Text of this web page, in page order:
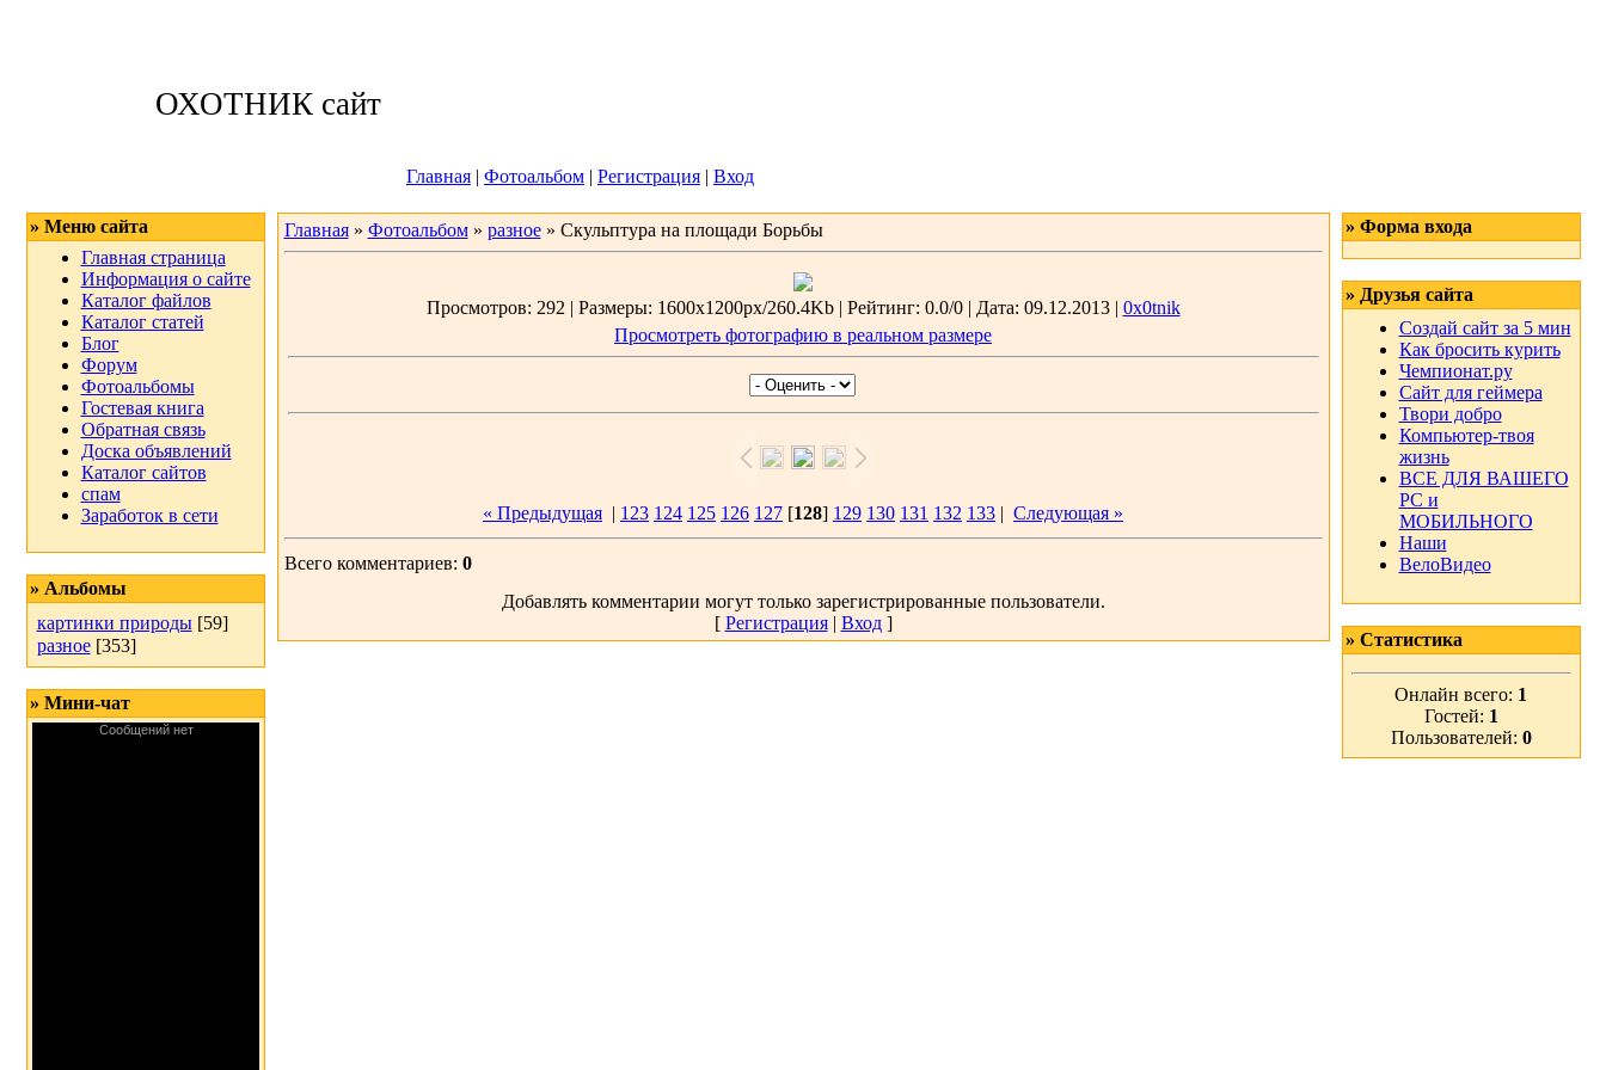
ОХОТНИК сайт
Главная | Фотоальбом | Регистрация | Вход
» Меню сайта
Главная страница
Информация о сайте
Каталог файлов
Каталог статей
Блог
Форум
Фотоальбомы
Гостевая книга
Обратная связь
Доска объявлений
Каталог сайтов
спам
Заработок в сети
» Альбомы
картинки природы [59]
разное [353]
» Мини-чат
Главная» Фотоальбом» разное» Скульптура на площади Борьбы
Просмотров: 292 | Размеры: 1600x1200px/260.4Kb | Рейтинг: 0.0/0 | Дата: 09.12.2013 | 0x0tnik
Просмотреть фотографию в реальном размере
« Предыдущая | 123 124 125 126 127 [128] 129 130 131 132 133 | Следующая »
Всего комментариев: 0
Добавлять комментарии могут только зарегистрированные пользователи.
[ Регистрация| Вход]
» Форма входа
» Друзья сайта
Создай сайт за 5 мин
Как бросить курить
Чемпионат.ру
Сайт для геймера
Твори добро
Компьютер-твоя
жизнь
ВСЕ ДЛЯ ВАШЕГО
РС и
МОБИЛЬНОГО
Наши
ВелоВидео
» Статистика
Онлайн всего: 1
Гостей: 1
Пользователей: 0